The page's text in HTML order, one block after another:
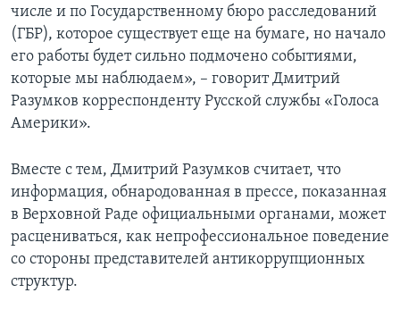
числе и по Государственному бюро расследований
(ГБР), которое существует еще на бумаге, но начало
его работы будет сильно подмочено событиями,
которые мы наблюдаем», – говорит Дмитрий
Разумков корреспонденту Русской службы «Голоса
Америки».
Вместе с тем, Дмитрий Разумков считает, что
информация, обнародованная в прессе, показанная
в Верховной Раде официальными органами, может
расцениваться, как непрофессиональное поведение
со стороны представителей антикоррупционных
структур.